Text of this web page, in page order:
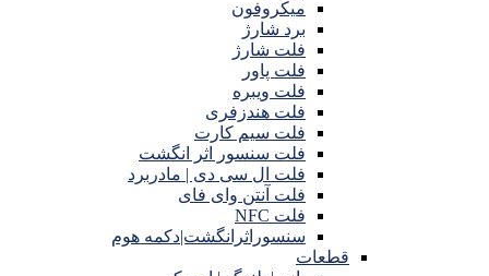
میکروفون
برد شارژ
فلت شارژ
فلت پاور
فلت ویبره
فلت هندزفری
فلت سیم کارت
فلت سنسور اثر انگشت
فلت ال سی دی | مادربرد
فلت آنتن وای فای
فلت NFC
سنسوراثرانگشت|دکمه هوم
قطعات